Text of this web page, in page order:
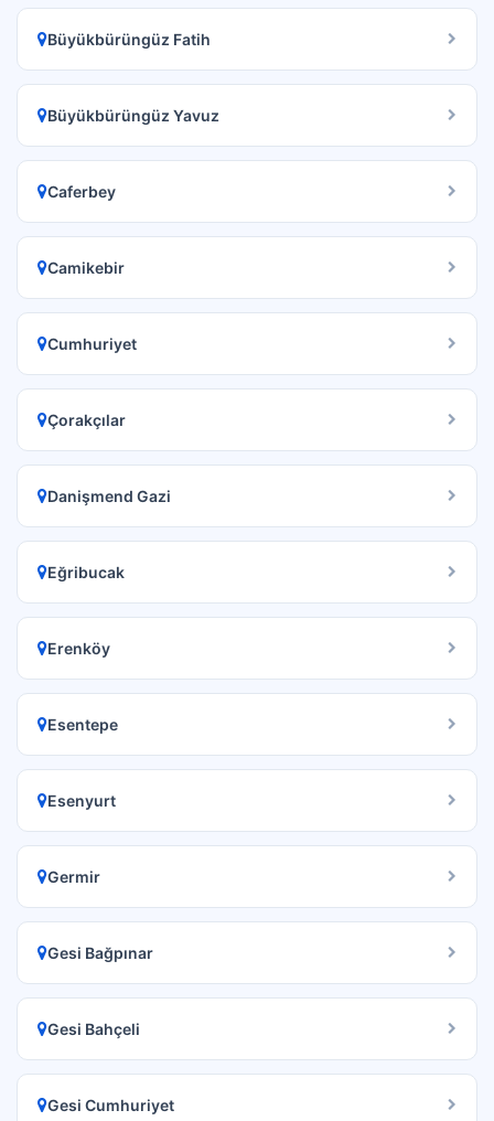
Büyükbürüngüz Fatih
Büyükbürüngüz Yavuz
Caferbey
Camikebir
Cumhuriyet
Çorakçılar
Danişmend Gazi
Eğribucak
Erenköy
Esentepe
Esenyurt
Germir
Gesi Bağpınar
Gesi Bahçeli
Gesi Cumhuriyet